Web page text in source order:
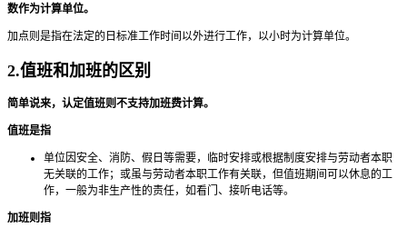
数作为计算单位。
加点则是指在法定的日标准工作时间以外进行工作，以小时为计算单位。
2.值班和加班的区别
简单说来，认定值班则不支持加班费计算。
值班是指
单位因安全、消防、假日等需要，临时安排或根据制度安排与劳动者本职
无关联的工作；或虽与劳动者本职工作有关联，但值班期间可以休息的工
作，一般为非生产性的责任，如看门、接听电话等。
加班则指